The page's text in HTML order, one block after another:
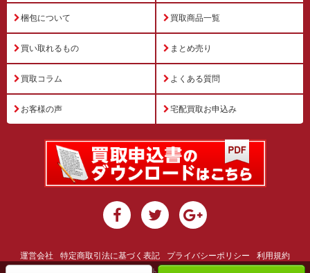
梱包について 買取商品一覧
買い取れるもの まとめ売り
買取コラム よくある質問
お客様の声 宅配買取お申込み
運営会社 特定商取引法に基づく表記 プライバシーポリシー
利用規約